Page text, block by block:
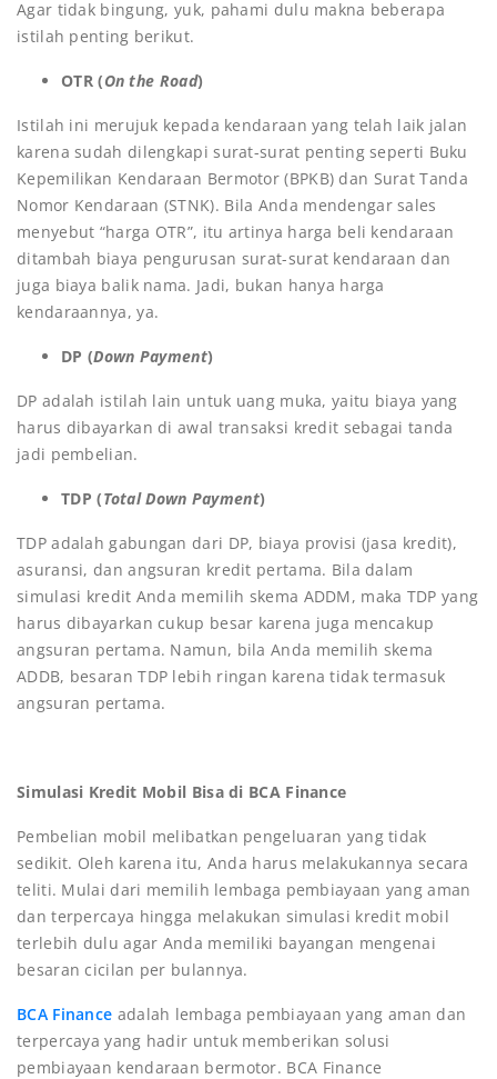
Agar tidak bingung, yuk, pahami dulu makna beberapa
istilah penting berikut.
OTR (On the Road)
Istilah ini merujuk kepada kendaraan yang telah laik jalan
karena sudah dilengkapi surat-surat penting seperti Buku
Kepemilikan Kendaraan Bermotor (BPKB) dan Surat Tanda
Nomor Kendaraan (STNK). Bila Anda mendengar sales
menyebut “harga OTR”, itu artinya harga beli kendaraan
ditambah biaya pengurusan surat-surat kendaraan dan
juga biaya balik nama. Jadi, bukan hanya harga
kendaraannya, ya.
DP (Down Payment)
DP adalah istilah lain untuk uang muka, yaitu biaya yang
harus dibayarkan di awal transaksi kredit sebagai tanda
jadi pembelian.
TDP (Total Down Payment)
TDP adalah gabungan dari DP, biaya provisi (jasa kredit),
asuransi, dan angsuran kredit pertama. Bila dalam
simulasi kredit Anda memilih skema ADDM, maka TDP yang
harus dibayarkan cukup besar karena juga mencakup
angsuran pertama. Namun, bila Anda memilih skema
ADDB, besaran TDP lebih ringan karena tidak termasuk
angsuran pertama.
Simulasi Kredit Mobil Bisa di BCA Finance
Pembelian mobil melibatkan pengeluaran yang tidak
sedikit. Oleh karena itu, Anda harus melakukannya secara
teliti. Mulai dari memilih lembaga pembiayaan yang aman
dan terpercaya hingga melakukan simulasi kredit mobil
terlebih dulu agar Anda memiliki bayangan mengenai
besaran cicilan per bulannya.
BCA Finance adalah lembaga pembiayaan yang aman dan
terpercaya yang hadir untuk memberikan solusi
pembiayaan kendaraan bermotor. BCA Finance